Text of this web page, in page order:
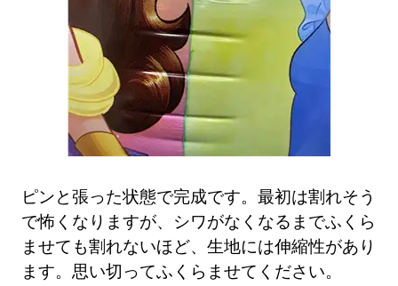
ピンと張った状態で完成です。最初は割れそう
で怖くなりますが、シワがなくなるまでふくら
ませても割れないほど、生地には伸縮性があり
ます。思い切ってふくらませてください。